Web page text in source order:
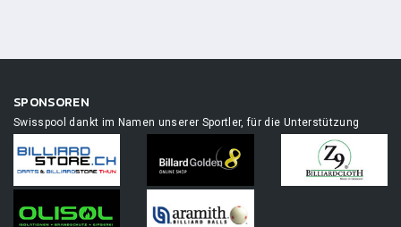
SPONSOREN
Swisspool dankt im Namen unserer Sportler, für die Unterstützung